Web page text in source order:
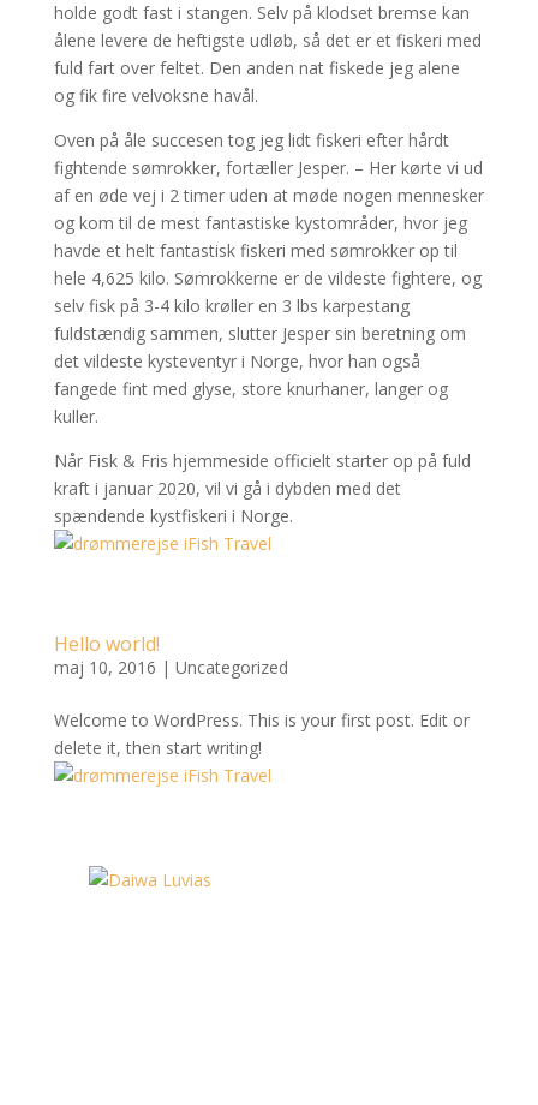
holde godt fast i stangen. Selv på klodset bremse kan
ålene levere de heftigste udløb, så det er et fiskeri med
fuld fart over feltet. Den anden nat fiskede jeg alene
og fik fire velvoksne havål.
Oven på åle succesen tog jeg lidt fiskeri efter hårdt
fightende sømrokker, fortæller Jesper. – Her kørte vi ud
af en øde vej i 2 timer uden at møde nogen mennesker
og kom til de mest fantastiske kystområder, hvor jeg
havde et helt fantastisk fiskeri med sømrokker op til
hele 4,625 kilo. Sømrokkerne er de vildeste fightere, og
selv fisk på 3-4 kilo krøller en 3 lbs karpestang
fuldstændig sammen, slutter Jesper sin beretning om
det vildeste kysteventyr i Norge, hvor han også
fangede fint med glyse, store knurhaner, langer og
kuller.
Når Fisk & Fris hjemmeside officielt starter op på fuld
kraft i januar 2020, vil vi gå i dybden med det
spændende kystfiskeri i Norge.
Hello world!
maj 10, 2016 | Uncategorized
Welcome to WordPress. This is your first post. Edit or
delete it, then start writing!